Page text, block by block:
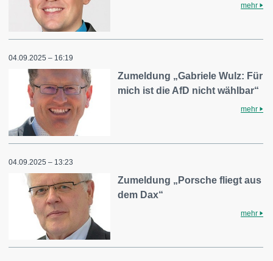
mehr
04.09.2025 – 16:19
Zumeldung „Gabriele Wulz: Für
mich ist die AfD nicht wählbar“
mehr
04.09.2025 – 13:23
Zumeldung „Porsche fliegt aus
dem Dax“
mehr